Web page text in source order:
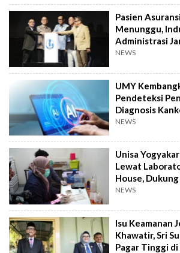
Pasien
Menunggu,
Administrasi
Kemanusiaan
NEWS
UMY
Pendeteksi
Diagnosis
Otak Lebih
NEWS
Unisa
Lewat
House,
Kandidat Obat
NEWS
Isu Keamanan
Khawatir, Sri
Pagar Tinggi di